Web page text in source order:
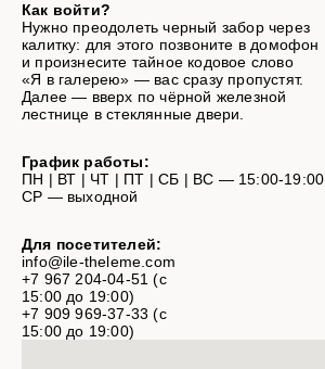
Как войти?
Нужно преодолеть черный забор через
калитку: для этого позвоните в домофон
и произнесите тайное кодовое слово
«Я в галерею» — вас сразу пропустят.
Далее — вверх по чёрной железной
лестнице в стеклянные двери.
Для посетителей:
info@ile-theleme.com
+7 967 204-04-51 (с
15:00 до 19:00)
+7 909 969-37-33 (с
15:00 до 19:00)
График работы:
ПН | ВТ | ЧТ | ПТ | СБ | ВС — 15:00-19:00
СР — выходной